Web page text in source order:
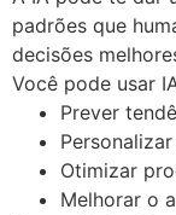
padrões que
decisões
Você pode usar
Prever
Otimizar
Melhorar o